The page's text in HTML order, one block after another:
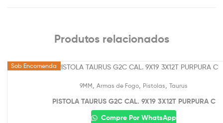
Produtos relacionados
Sob Encomenda
9MM Armas de Fogo Pistolas Taurus
PISTOLA TAURUS G2C CAL. 9X19 3X12T PURPURA C
Compre Por WhatsApp